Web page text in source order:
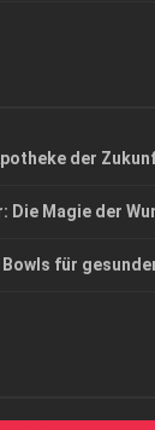
der
Die Magie der
Bowls für